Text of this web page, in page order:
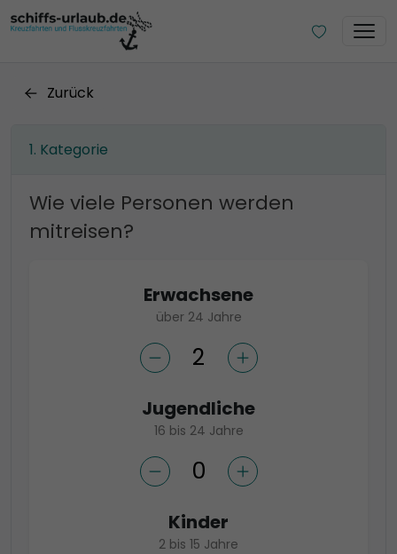
Zurück
Kategorie
Wie viele Personen werden
mitreisen?
Erwachsene
über 24 Jahre
Jugendliche
16 bis 24 Jahre
Kinder
2 bis 15 Jahre